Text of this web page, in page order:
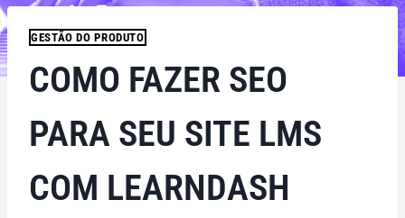
GESTÃO DO PRODUTO
COMO FAZER SEO
PARA SEU SITE LMS
COM LEARNDASH